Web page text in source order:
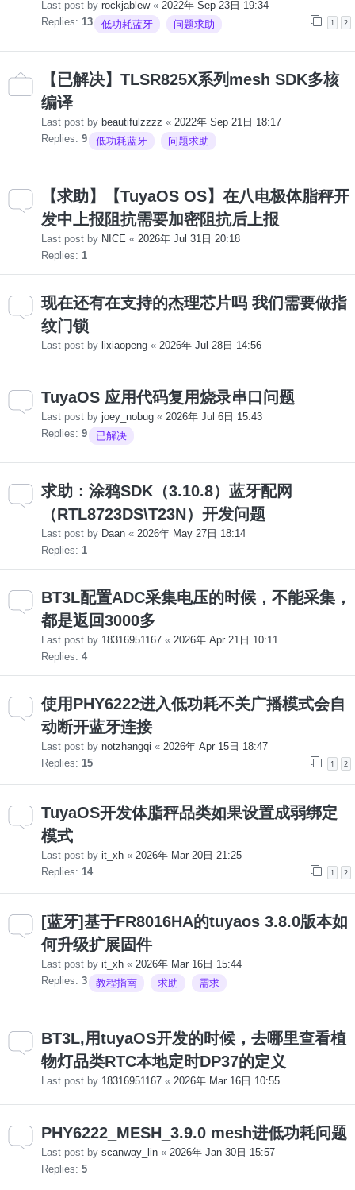
Last post by rockjablew« 2022年 Sep 23日 19:34
Replies: 13 1 2
低功耗蓝牙 问题求助
【已解决】TLSR825X系列mesh SDK多核
编译
Last post by beautifulzzzz « 2022年 Sep 21日 18:17
Replies: 9 低功耗蓝牙 问题求助
【求助】【TuyaOS OS】在八电极体脂秤开
发中上报阻抗需要加密阻抗后上报
Last post by NICE « 2026年 Jul 31日 20:18
Replies: 1
现在还有在支持的杰理芯片吗 我们需要做指
纹门锁
Last post by lixiaopeng « 2026年 Jul 28日 14:56
TuyaOS 应用代码复用烧录串口问题
Last post by joey_nobug « 2026年 Jul 6日 15:43
Replies: 9 已解决
求助：涂鸦SDK（3.10.8）蓝牙配网
（RTL8723DS\T23N）开发问题
Last post by Daan « 2026年 May 27日 18:14
Replies: 1
BT3L配置ADC采集电压的时候，不能采集，
都是返回3000多
Last post by 18316951167 « 2026年 Apr 21日 10:11
Replies: 4
使用PHY6222进入低功耗不关广播模式会自
动断开蓝牙连接
Last post by notzhangqi « 2026年 Apr 15日 18:47
Replies: 15 1 2
TuyaOS开发体脂秤品类如果设置成弱绑定
模式
Last post by it_xh « 2026年 Mar 20日 21:25
Replies: 14 1 2
[蓝牙]基于FR8016HA的tuyaos 3.8.0版本如
何升级扩展固件
Last post by it_xh « 2026年 Mar 16日 15:44
Replies: 3 教程指南 求助 需求
BT3L,用tuyaOS开发的时候，去哪里查看植
物灯品类RTC本地定时DP37的定义
Last post by 18316951167 « 2026年 Mar 16日 10:55
PHY6222_MESH_3.9.0 mesh进低功耗问题
Last post by scanway_lin « 2026年 Jan 30日 15:57
Replies: 5